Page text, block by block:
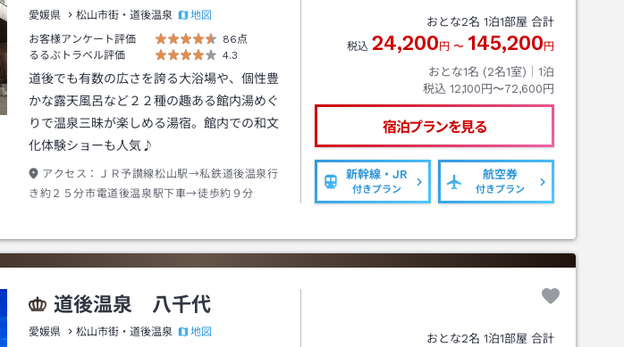
愛媛県 松山市街・道後温泉
地図
お客様アンケート評価
86点
るるぶトラベル評価
4.3
道後でも有数の広さを誇る大浴場や、個性豊
かな露天風呂など２２種の趣ある館内湯めぐ
りで温泉三昧が楽しめる湯宿。館内での和文
化体験ショーも人気♪
アクセス：
ＪＲ予讃線松山駅→私鉄道後温泉行
き約２５分市電道後温泉駅下車→徒歩約９分
おとな2名 1泊1部屋 合計
税込 24,200 円 〜 145,200 円
おとな1名 (2名1室)｜ 1泊
税込 12,100円〜72,600円
宿泊プランを見る
新幹線・JR
付きプラン
航空券
付きプラン
道後温泉 八千代
愛媛県 松山市街・道後温泉
地図
おとな2名 1泊1部屋 合計